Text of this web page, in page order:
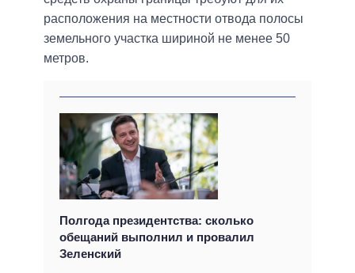
расположения на местности отвода полосы
земельного участка шириной не менее 50
метров.
Полгода президентства: сколько
обещаний выполнил и провалил
Зеленский